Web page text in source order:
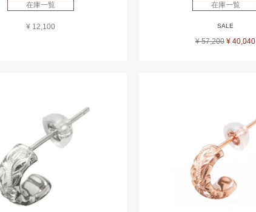
在庫一覧
¥ 12,100
在庫一覧
SALE
¥ 57,200 ¥ 40,040